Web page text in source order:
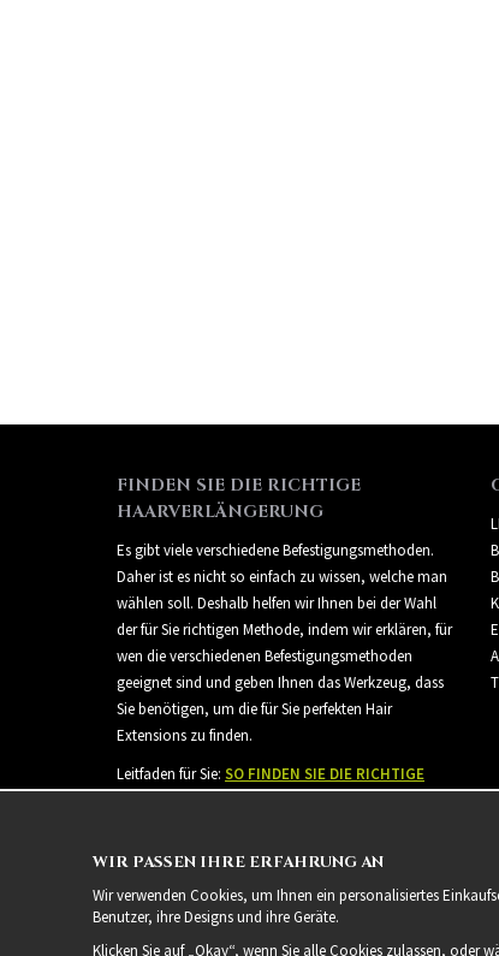
FINDEN SIE DIE RICHTIGE
HAARVERLÄNGERUNG
Es gibt viele verschiedene Befestigungsmethoden.
Daher ist es nicht so einfach zu wissen, welche man
wählen soll. Deshalb helfen wir Ihnen bei der Wahl
der für Sie richtigen Methode, indem wir erklären, für
wen die verschiedenen Befestigungsmethoden
geeignet sind und geben Ihnen das Werkzeug, dass
Sie benötigen, um die für Sie perfekten Hair
Extensions zu finden.
Leitfaden für Sie: SO FINDEN SIE DIE RICHTIGE
WIR PASSEN IHRE ERFAHRUNG AN
Wir verwenden Cookies, um Ihnen ein personalisiertes
Benutzer, ihre Designs und ihre Geräte.
Klicken Sie auf „Okay“, wenn Sie alle Cookies zulassen, oder